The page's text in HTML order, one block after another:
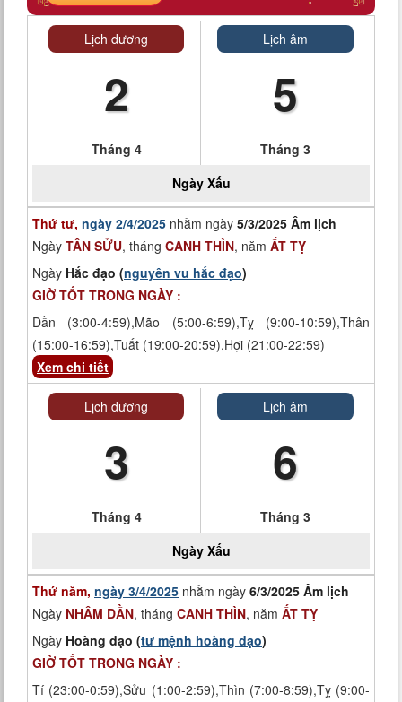
Lịch dương
2
Tháng 4
Lịch âm
5
Tháng 3
Ngày Xấu
Thứ tư, ngày 2/4/2025 nhằm ngày 5/3/2025 Âm lịch
Ngày TÂN SỬU, tháng CANH THÌN, năm ẤT TỴ
Ngày Hắc đạo (nguyên vu hắc đạo)
GIỜ TỐT TRONG NGÀY :
Dần (3:00-4:59),Mão (5:00-6:59),Tỵ (9:00-10:59),Thân
(15:00-16:59),Tuất (19:00-20:59),Hợi (21:00-22:59)
Xem chi tiết
Lịch dương
3
Tháng 4
Lịch âm
6
Tháng 3
Ngày Xấu
Thứ năm, ngày 3/4/2025 nhằm ngày 6/3/2025 Âm lịch
Ngày NHÂM DẦN, tháng CANH THÌN, năm ẤT TỴ
Ngày Hoàng đạo (tư mệnh hoàng đạo)
GIỜ TỐT TRONG NGÀY :
Tí (23:00-0:59),Sửu (1:00-2:59),Thìn (7:00-8:59),Tỵ (9:00-